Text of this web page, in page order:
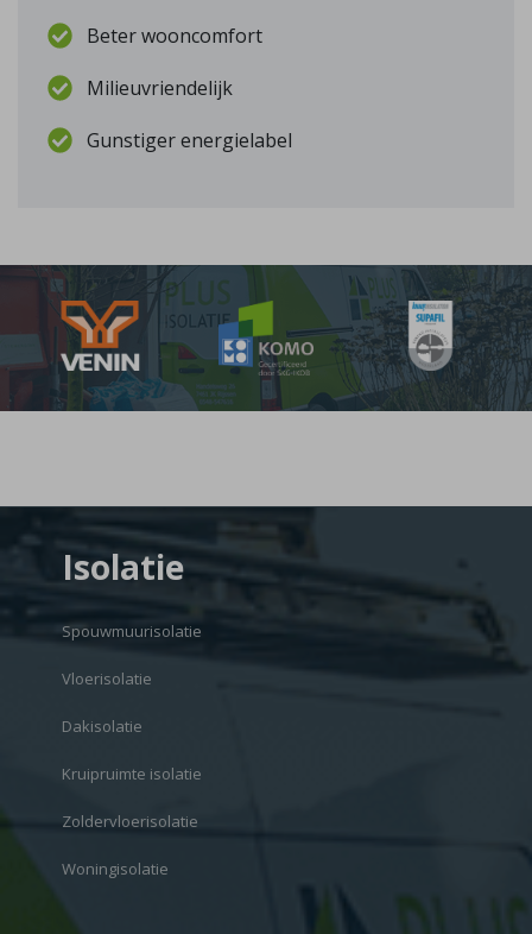
Beter wooncomfort
Milieuvriendelijk
Gunstiger energielabel
Isolatie
Spouwmuurisolatie
Vloerisolatie
Dakisolatie
Kruipruimte isolatie
Zoldervloerisolatie
Woningisolatie